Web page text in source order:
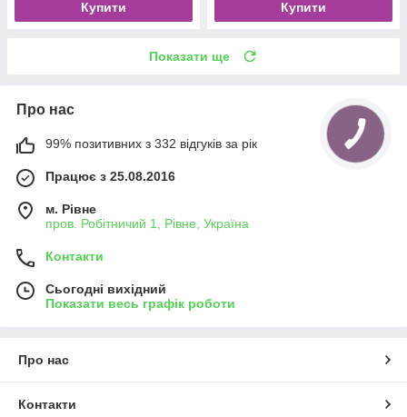
Купити Купити
Показати ще
Про нас
99% позитивних з 332 відгуків за рік
Працює з 25.08.2016
м. Рівне
пров. Робітничий 1, Рівне, Україна
Контакти
Сьогодні вихідний
Показати весь графік роботи
Про нас
Контакти